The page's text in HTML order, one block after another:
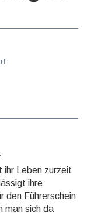
ihr Leben zurzeit
ihre
den Führerschein
man sich da